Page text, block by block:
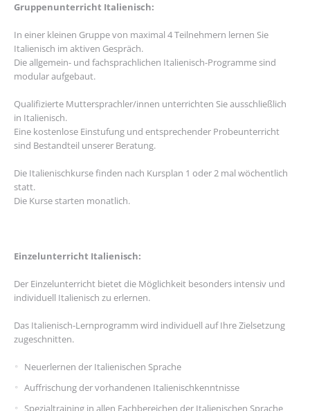
Gruppenunterricht Italienisch:
In einer kleinen Gruppe von maximal 4 Teilnehmern lernen Sie
Italienisch im aktiven Gespräch.
Die allgemein- und fachsprachlichen Italienisch-Programme sind
modular aufgebaut.
Qualifizierte Muttersprachler/innen unterrichten Sie ausschließlich
in Italienisch.
Eine kostenlose Einstufung und entsprechender Probeunterricht
sind Bestandteil unserer Beratung.
Die Italienischkurse finden nach Kursplan 1 oder 2 mal wöchentlich
statt.
Die Kurse starten monatlich.
Einzelunterricht Italienisch:
Der Einzelunterricht bietet die Möglichkeit besonders intensiv und
individuell Italienisch zu erlernen.
Das Italienisch-Lernprogramm wird individuell auf Ihre Zielsetzung
zugeschnitten.
Neuerlernen der Italienischen Sprache
Auffrischung der vorhandenen Italienischkenntnisse
Spezialtraining in allen Fachbereichen der Italienischen Sprache